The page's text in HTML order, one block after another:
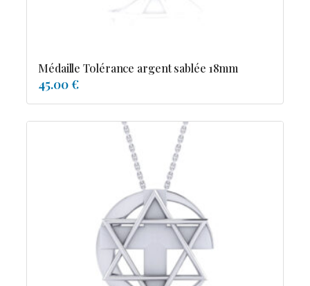
Médaille Tolérance argent sablée 18mm
45.00 €